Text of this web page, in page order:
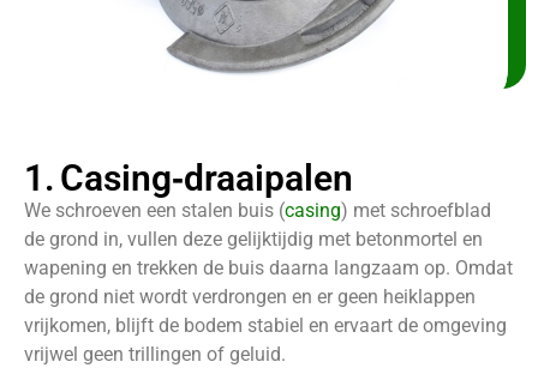
1. Casing‑draaipalen
We schroeven een stalen buis (casing) met schroefblad
de grond in, vullen deze gelijktijdig met betonmortel en
wapening en trekken de buis daarna langzaam op. Omdat
de grond niet wordt verdrongen en er geen heiklappen
vrijkomen, blijft de bodem stabiel en ervaart de omgeving
vrijwel geen trillingen of geluid.